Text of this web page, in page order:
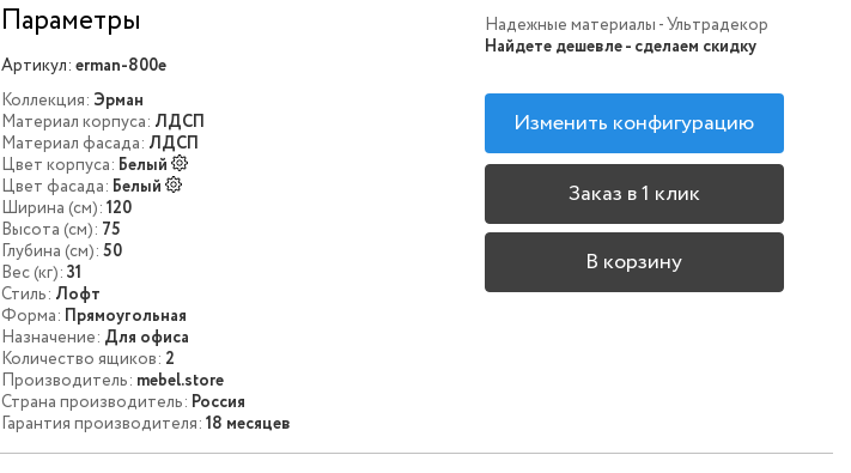
Параметры
Артикул: erman-800e
Коллекция: Эрман
Материал корпуса: ЛДСП
Материал фасада: ЛДСП
Цвет корпуса: Белый
Цвет фасада: Белый
Ширина (см): 120
Высота (см): 75
Глубина (см): 50
Вес (кг): 31
Стиль: Лофт
Форма: Прямоугольная
Назначение: Для офиса
Количество ящиков: 2
Производитель: mebel.store
Страна производитель: Россия
Гарантия производителя: 18 месяцев
Надежные материалы - Ультрадекор
Найдете дешевле - сделаем скидку
Изменить конфигурацию
Заказ в 1 клик
В корзину